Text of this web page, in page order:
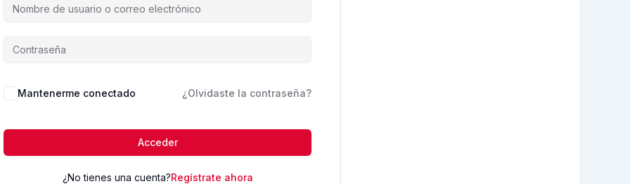
Mantenerme conectado ¿Olvidaste la contraseña?
Acceder
¿No tienes una cuenta?Regístrate ahora